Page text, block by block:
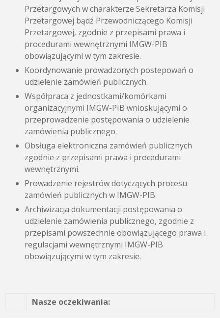
Przetargowych w charakterze Sekretarza Komisji
Przetargowej bądź Przewodniczącego Komisji
Przetargowej, zgodnie z przepisami prawa i
procedurami wewnętrznymi IMGW-PIB
obowiązującymi w tym zakresie.
Koordynowanie prowadzonych postepowań o
udzielenie zamówień publicznych.
Współpraca z jednostkami/komórkami
organizacyjnymi IMGW-PIB wnioskującymi o
przeprowadzenie postępowania o udzielenie
zamówienia publicznego.
Obsługa elektroniczna zamówień publicznych
zgodnie z przepisami prawa i procedurami
wewnętrznymi.
Prowadzenie rejestrów dotyczących procesu
zamówień publicznych w IMGW-PIB
Archiwizacja dokumentacji postępowania o
udzielenie zamówienia publicznego, zgodnie z
przepisami powszechnie obowiązującego prawa i
regulacjami wewnętrznymi IMGW-PIB
obowiązującymi w tym zakresie.
Nasze oczekiwania: